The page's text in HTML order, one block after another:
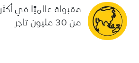
مقبولة عالميًا في أكثر
من 30 مليون تاجر